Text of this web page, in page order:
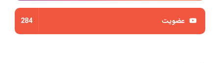
عضویت 284